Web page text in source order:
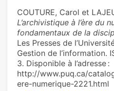
COUTURE, Carol et
L’archivistique à l’ère du
fondamentaux de la
Les Presses de
Gestion de l’information.
3. Disponible à l’adresse :
http://www.puq.ca/
ere-numerique-2221.html